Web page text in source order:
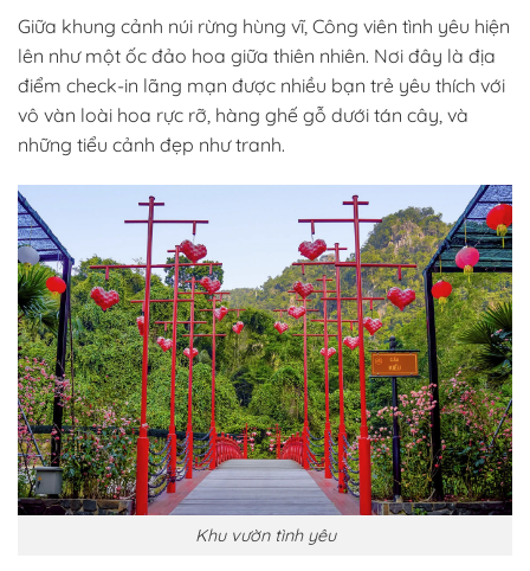
Giữa khung cảnh núi rừng hùng vĩ, Công viên tình yêu hiện
lên như một ốc đảo hoa giữa thiên nhiên. Nơi đây là địa
điểm check-in lãng mạn được nhiều bạn trẻ yêu thích với
vô vàn loài hoa rực rỡ, hàng ghế gỗ dưới tán cây, và
những tiểu cảnh đẹp như tranh.
Khu vườn tình yêu